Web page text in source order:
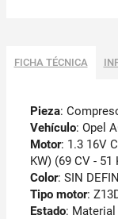
FICHA TÉCNICA
Pieza:
Vehículo: Opel
Motor: 1.3 16V
KW) (69 CV - 51
Color: SIN
Tipo motor:
Estado: Material